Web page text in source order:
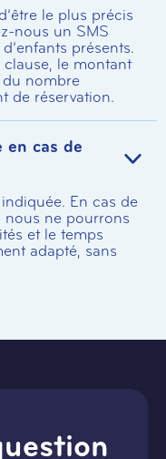
le plus précis
nous un SMS
présents.
le montant
du nombre
de réservation.
en cas de
En cas de
ne pourrons
et le temps
adapté, sans